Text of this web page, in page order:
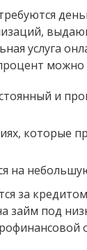
услуга
можно
и
которые
на
за
займ под